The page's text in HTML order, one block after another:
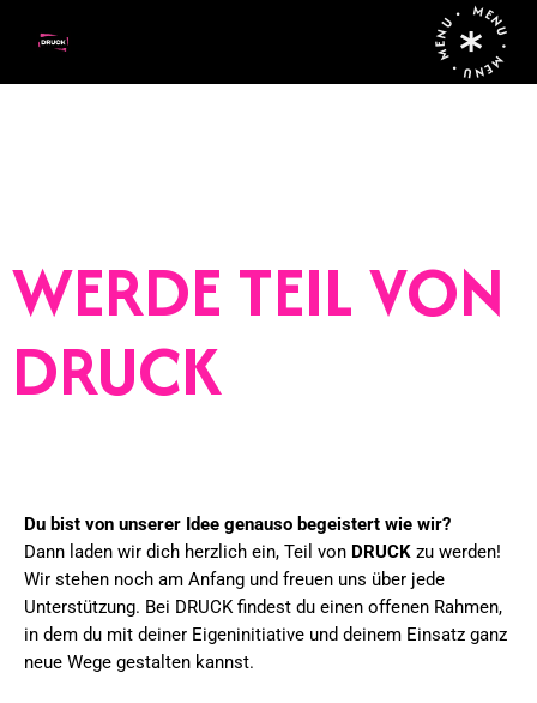
MENU • MENU • MENU •
WERDE TEIL VON
DRUCK
Du bist von unserer Idee genauso begeistert wie wir?
Dann laden wir dich herzlich ein, Teil von DRUCK zu werden!
Wir stehen noch am Anfang und freuen uns über jede
Unterstützung. Bei DRUCK findest du einen offenen Rahmen,
in dem du mit deiner Eigeninitiative und deinem Einsatz ganz
neue Wege gestalten kannst.